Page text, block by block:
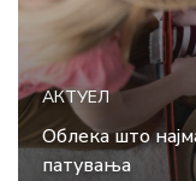
АКТУЕЛ
Облека што
патувања